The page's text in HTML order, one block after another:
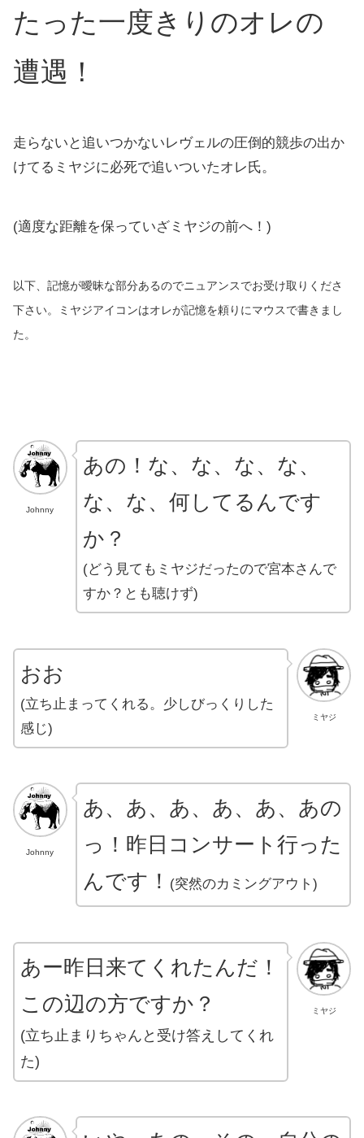
たった一度きりのオレの
遭遇！
走らないと追いつかないレヴェルの圧倒的競歩の出か
けてるミヤジに必死で追いついたオレ氏。
(適度な距離を保っていざミヤジの前へ！)
以下、記憶が曖昧な部分あるのでニュアンスでお受け取りくださ
下さい。ミヤジアイコンはオレが記憶を頼りにマウスで書きまし
た 。
Johnny
あの！な、な、な、な、
な、な、何してるんです
か？
(どう見てもミヤジだったので宮本さんで
すか？とも聴けず)
ミヤジ
おお
(立ち止まってくれる。少しびっくりした
感じ)
Johnny
あ、あ、あ、あ、あ、あの
っ！昨日コンサート行った
んです！
(突然のカミングアウト)
ミヤジ
あー昨日来てくれたんだ！
この辺の方ですか？
(立ち止まりちゃんと受け答えしてくれ
た)